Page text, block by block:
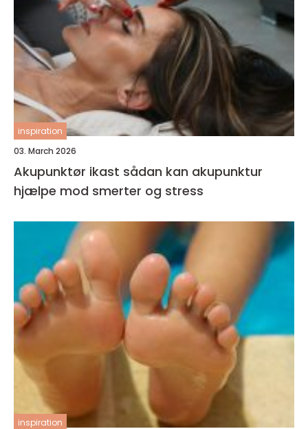
inspiration
03. March 2026
Akupunktør ikast sådan kan akupunktur
hjælpe mod smerter og stress
inspiration